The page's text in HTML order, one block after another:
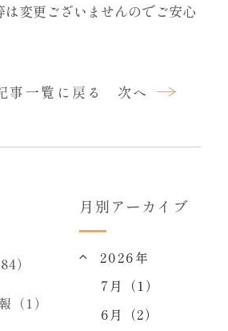
変更ございませんのでご安心
事一覧に戻る 次へ
）
（1）
月別アーカイブ
2026年
7月（1）
6月（2）